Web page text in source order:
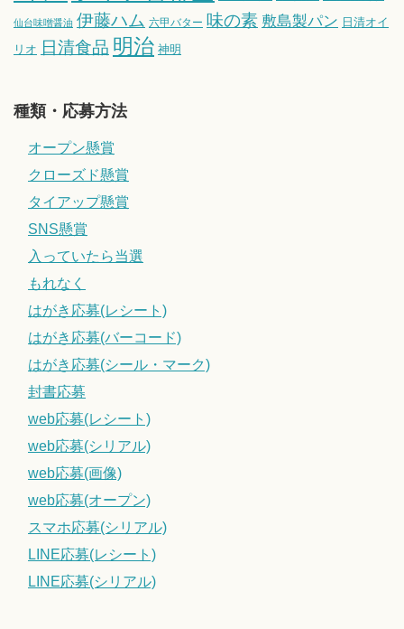
仙台味噌醤油 伊藤ハム 六甲バター 味の素 敷島製パン 日清オイ
リオ 日清食品 明治 神明
種類・応募方法
オープン懸賞
クローズド懸賞
タイアップ懸賞
SNS懸賞
入っていたら当選
もれなく
はがき応募(レシート)
はがき応募(バーコード)
はがき応募(シール・マーク)
封書応募
web応募(レシート)
web応募(シリアル)
web応募(画像)
web応募(オープン)
スマホ応募(シリアル)
LINE応募(レシート)
LINE応募(シリアル)